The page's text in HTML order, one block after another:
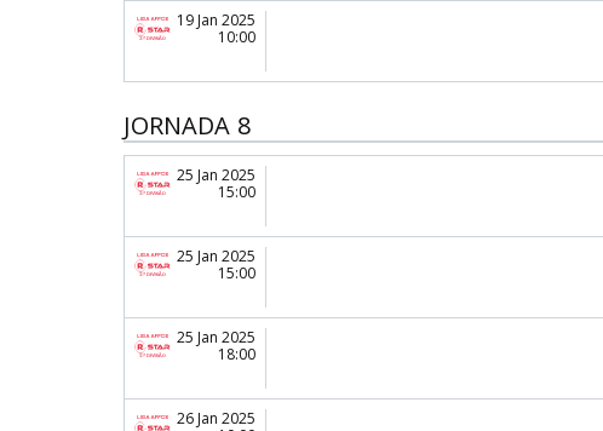
19 Jan 2025
10:00
JORNADA 8
25 Jan 2025
15:00
25 Jan 2025
15:00
25 Jan 2025
18:00
26 Jan 2025